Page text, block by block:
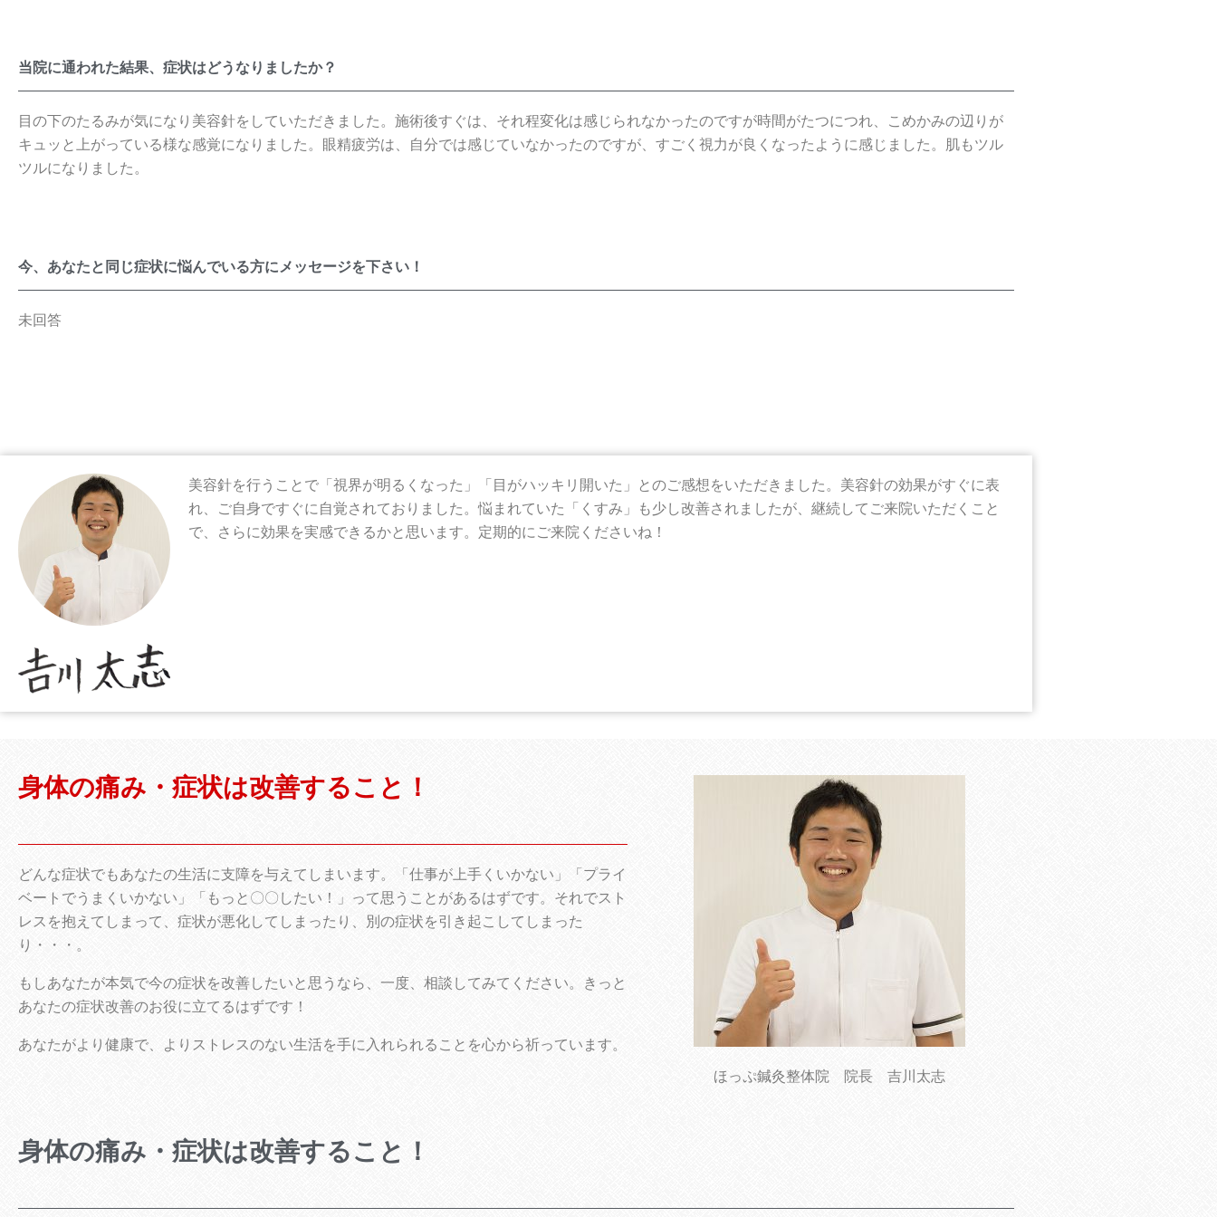
当院に通われた結果、症状はどうなりましたか？
目の下のたるみが気になり美容針をしていただきました。施術後すぐは、それ程変化は感じられなかったのですが時間がたつにつれ、こめかみの辺りが
キュッと上がっている様な感覚になりました。眼精疲労は、自分では感じていなかったのですが、すごく視力が良くなったように感じました。肌もツル
ツルになりました。
今、あなたと同じ症状に悩んでいる方にメッセージを下さい！
未回答
美容針を行うことで「視界が明るくなった」「目がハッキリ開いた」とのご感想をいただきました。美容針の効果がすぐに表
れ、ご自身ですぐに自覚されておりました。悩まれていた「くすみ」も少し改善されましたが、継続してご来院いただくこと
で、さらに効果を実感できるかと思います。定期的にご来院くださいね！
身体の痛み・症状は改善すること！
どんな症状でもあなたの生活に支障を与えてしまいます。「仕事が上手くいかない」「プライ
ベートでうまくいかない」「もっと〇〇したい！」って思うことがあるはずです。それでスト
レスを抱えてしまって、症状が悪化してしまったり、別の症状を引き起こしてしまった
り・・・。
もしあなたが本気で今の症状を改善したいと思うなら、一度、相談してみてください。きっと
あなたの症状改善のお役に立てるはずです！
あなたがより健康で、よりストレスのない生活を手に入れられることを心から祈っています。
ほっぷ鍼灸整体院 院長 吉川太志
身体の痛み・症状は改善すること！